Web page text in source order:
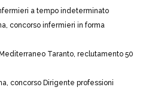
a tempo indeterminato
concorso infermieri in forma
Taranto, reclutamento 50
concorso Dirigente professioni